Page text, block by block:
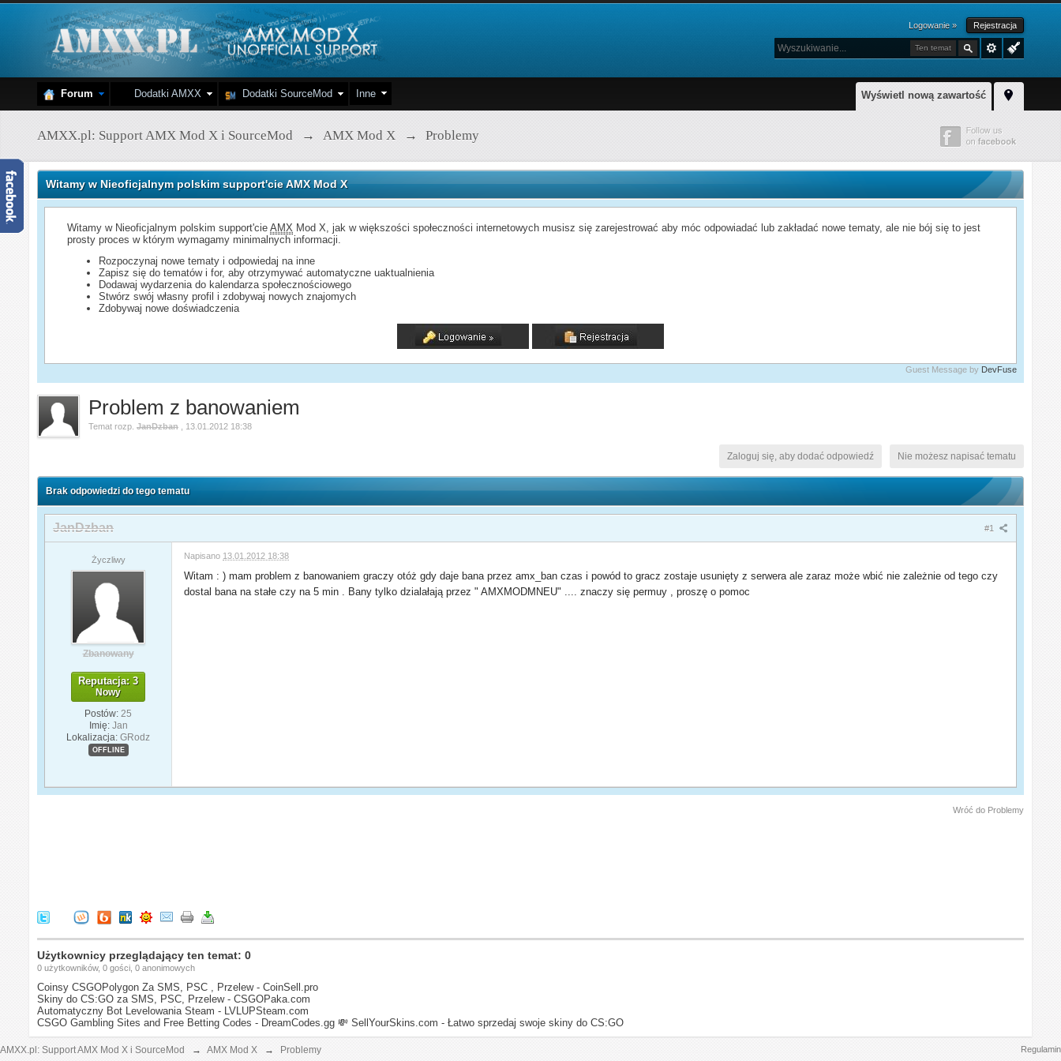
Logowanie » Rejestracja
Ten temat
Wyświetl nową zawartość
Forum Dodatki AMXX Dodatki SourceMod Inne
AMXX.pl: Support AMX Mod X i SourceMod → AMX Mod X → Problemy
Witamy w Nieoficjalnym polskim support'cie AMX Mod X
Witamy w Nieoficjalnym polskim support'cieAMX Mod X, jak w większości społeczności internetowych musisz się zarejestrować aby móc odpowiadać lub zakładać nowe tematy, ale nie bój się to jest
prosty proces w którym wymagamy minimalnych informacji.
Rozpoczynaj nowe tematy i odpowiedaj na inne
Zapisz się do tematów i for, aby otrzymywać automatyczne uaktualnienia
Dodawaj wydarzenia do kalendarza społecznościowego
Stwórz swój własny profil i zdobywaj nowych znajomych
Zdobywaj nowe doświadczenia
Guest Message by DevFuse
Problem z banowaniem
Temat rozp.JanDzban 13.01.2012 18:38
Nie możesz napisać tematu
Zaloguj się, aby dodać odpowiedź
Brak odpowiedzi do tego tematu
#1
JanDzban
Życzliwy
Zbanowany
Reputacja: 3
Nowy
Postów: 25
Imię: Jan
Lokalizacja: GRodz
OFFLINE
Napisano 13.01.2012 18:38
Witam : ) mam problem z banowaniem graczy otóż gdy daje bana przez amx_ban czas i powód to gracz zostaje usunięty z serwera ale zaraz może wbić nie zależnie od tego czy
dostal bana na stałe czy na 5 min . Bany tylko dzialałają przez " AMXMODMNEU" .... znaczy się permuy , proszę o pomoc
Wróć do Problemy
Użytkownicy przeglądający ten temat: 0
0 użytkowników, 0 gości, 0 anonimowych
Coinsy CSGOPolygon Za SMS, PSC , Przelew - CoinSell.pro
Skiny do CS:GO za SMS, PSC, Przelew - CSGOPaka.com
Automatyczny Bot Levelowania Steam - LVLUPSteam.com
CSGO Gambling Sites and Free Betting Codes - DreamCodes.gg 💸 SellYourSkins.com - Łatwo sprzedaj swoje skiny do CS:GO
AMXX.pl: Support AMX Mod X i SourceMod → AMX Mod X → Problemy Regulamin